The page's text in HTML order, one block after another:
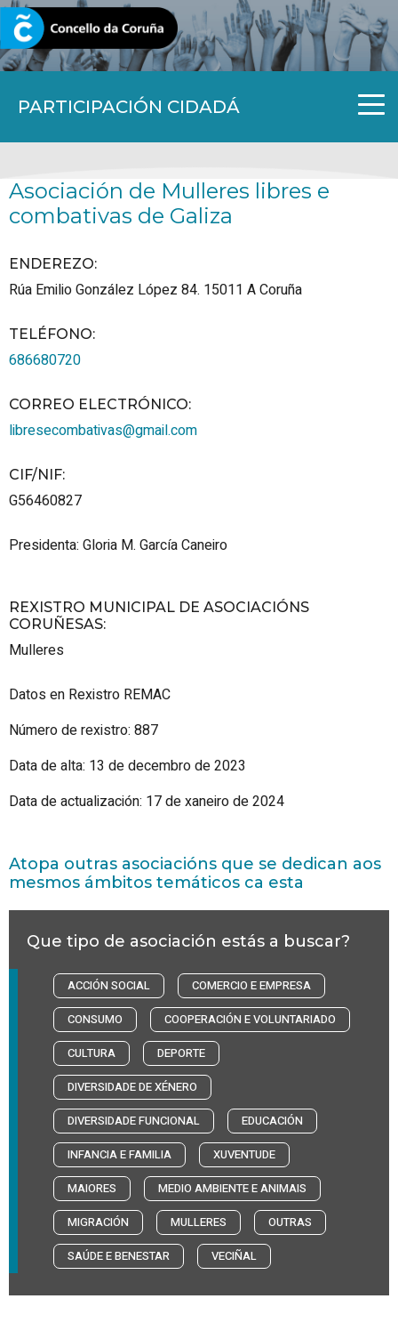
PARTICIPACIÓN CIDADÁ
CORUNA.GAL
Asociación de Mulleres libres e
combativas de Galiza
ENDEREZO:
Rúa Emilio González López 84. 15011 A Coruña
TELÉFONO:
686680720
CORREO ELECTRÓNICO:
libresecombativas@gmail.com
CIF/NIF:
G56460827
Presidenta: Gloria M. García Caneiro
REXISTRO MUNICIPAL DE ASOCIACIÓNS
CORUÑESAS:
Mulleres
Datos en Rexistro REMAC
Número de rexistro: 887
Data de alta: 13 de decembro de 2023
Data de actualización: 17 de xaneiro de 2024
Atopa outras asociacións que se dedican aos
mesmos ámbitos temáticos ca esta
Que tipo de asociación estás a buscar?
ACCIÓN SOCIAL
COMERCIO E EMPRESA
CONSUMO
COOPERACIÓN E VOLUNTARIADO
CULTURA
DEPORTE
DIVERSIDADE DE XÉNERO
DIVERSIDADE FUNCIONAL
EDUCACIÓN
INFANCIA E FAMILIA
XUVENTUDE
MAIORES
MEDIO AMBIENTE E ANIMAIS
MIGRACIÓN
MULLERES
OUTRAS
SAÚDE E BENESTAR
VECIÑAL